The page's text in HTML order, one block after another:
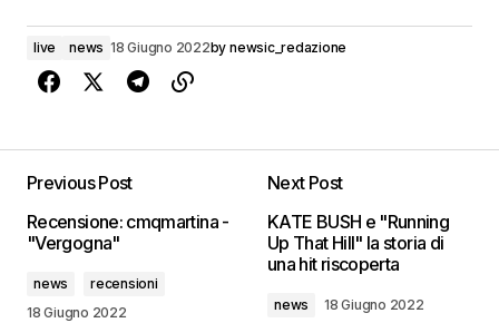
live news 18 Giugno 2022by newsic_redazione
Previous Post
Recensione: cmqmartina -
"Vergogna"
news
recensioni
18 Giugno 2022
Next Post
KATE BUSH e "Running
Up That Hill" la storia di
una hit riscoperta
news 18 Giugno 2022